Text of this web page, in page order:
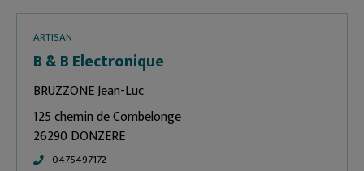
ARTISAN
B & B Electronique
BRUZZONE Jean-Luc
125 chemin de Combelonge
26290 DONZERE
0475497172